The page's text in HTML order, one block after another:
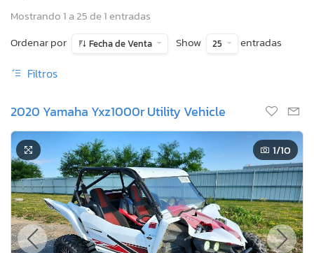
Mostrando 1 a 25 de 1 entradas
Ordenar por
Fecha de Venta Show 25 entradas
Filtros
2020 Yamaha Yxz1000r Utility Vehicle
1/10